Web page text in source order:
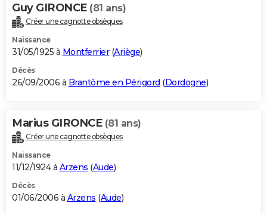
Guy GIRONCE (81 ans)
Créer une cagnotte obsèques
Naissance
31/05/1925 à Montferrier(Ariège)
Décès
26/09/2006 à Brantôme en Périgord (Dordogne)
Marius GIRONCE (81 ans)
Créer une cagnotte obsèques
Naissance
11/12/1924 à Arzens (Aude)
Décès
01/06/2006 à Arzens (Aude)